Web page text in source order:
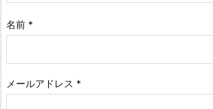
名前 *
メールアドレス *